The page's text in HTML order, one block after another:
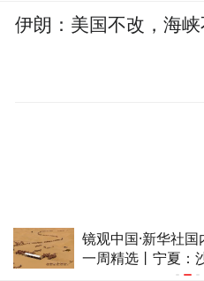
镜观中国·新华社
一周精选丨宁夏：
伊朗：美国不改，海